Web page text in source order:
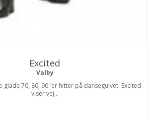
Excited
Valby
glade 70, 80, 90 ´er hitter på dansegulvet. Excited
viser vej...